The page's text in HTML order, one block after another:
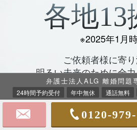
各地13
※2025年1月
ご依頼者様に寄り
明るい未来のために全
事務所案
弁護士法人ALG 離婚問題
24時間予約受付 年中無休 通話無料
0120-